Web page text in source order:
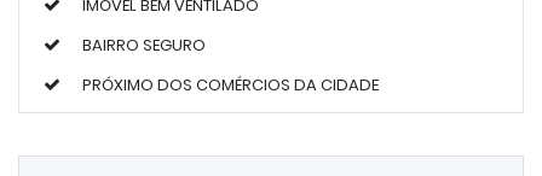
IMÓVEL BEM VENTILADO
BAIRRO SEGURO
PRÓXIMO DOS COMÉRCIOS DA CIDADE